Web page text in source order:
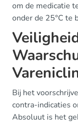
om de medicatie
onder de 25°C te
Bij het
contra-indicaties
Absoluut is het